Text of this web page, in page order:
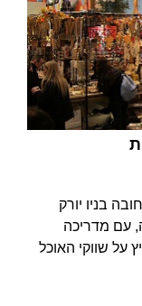
בניו יורק
עם מדריכה
על שווקי האוכל